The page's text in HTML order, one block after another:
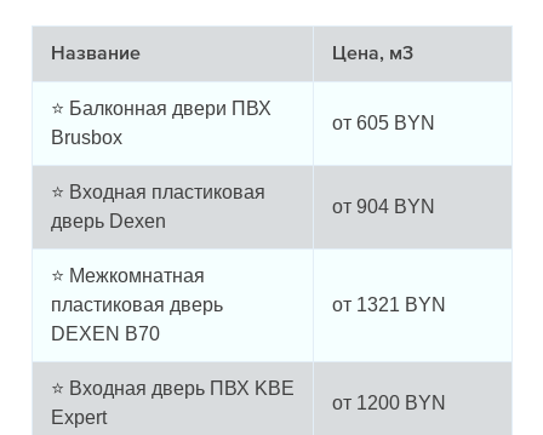
Название Цена, м3
⭐ Балконная двери ПВХ
Brusbox
от 605 BYN
⭐ Входная пластиковая
дверь Dexen
от 904 BYN
⭐ Межкомнатная
пластиковая дверь
DEXEN B70
от 1321 BYN
⭐ Входная дверь ПВХ KBE
Expert
от 1200 BYN